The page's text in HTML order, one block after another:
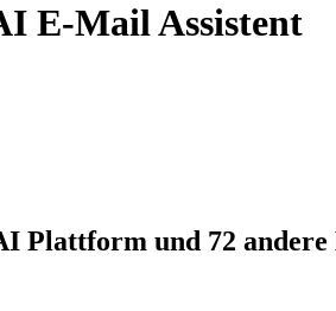
E-Mail Assistent
Plattform und 72